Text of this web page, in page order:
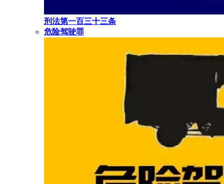
刑法第一百三十三条
危险驾驶罪